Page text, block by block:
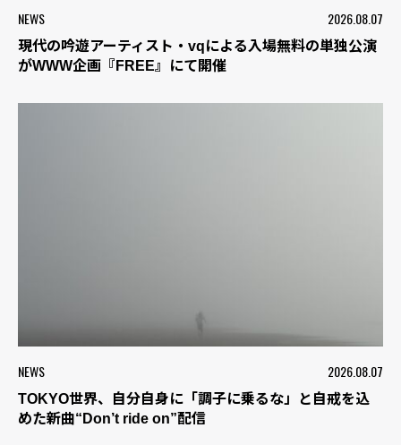
NEWS 2026.08.07
現代の吟遊アーティスト・vqによる入場無料の単独公演
がWWW企画『FREE』にて開催
NEWS 2026.08.07
TOKYO世界、自分自身に「調子に乗るな」と自戒を込
めた新曲“Don’t ride on”配信